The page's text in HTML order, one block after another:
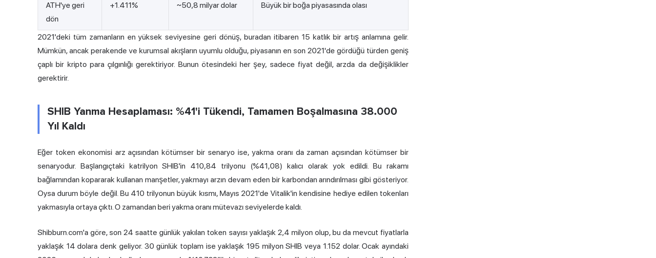
ATH'ye geri
dön
+1.411% ~50,8 milyar dolar Büyük bir boğa piyasasında olası
2021'deki tüm zamanların en yüksek seviyesine geri dönüş, buradan itibaren 15 katlık bir artış anlamına gelir.
Mümkün, ancak perakende ve kurumsal akışların uyumlu olduğu, piyasanın en son 2021'de gördüğü türden geniş
çaplı bir kripto para çılgınlığı gerektiriyor. Bunun ötesindeki her şey, sadece fiyat değil, arzda da değişiklikler
gerektirir.
SHIB Yanma Hesaplaması: %41'i Tükendi, Tamamen Boşalmasına 38.000
Yıl Kaldı
Eğer token ekonomisi arz açısından kötümser bir senaryo ise, yakma oranı da zaman açısından kötümser bir
senaryodur. Başlangıçtaki katrilyon SHIB'in 410,84 trilyonu (%41,08) kalıcı olarak yok edildi. Bu rakamı
bağlamından kopararak kullanan manşetler, yakmayı arzın devam eden bir karbondan arındırılması gibi gösteriyor.
Oysa durum böyle değil. Bu 410 trilyonun büyük kısmı, Mayıs 2021'de Vitalik'in kendisine hediye edilen tokenları
yakmasıyla ortaya çıktı. O zamandan beri yakma oranı mütevazı seviyelerde kaldı.
Shibburn.com'a göre, son 24 saatte günlük yakılan token sayısı yaklaşık 2,4 milyon olup, bu da mevcut fiyatlarla
yaklaşık 14 dolara denk geliyor. 30 günlük toplam ise yaklaşık 195 milyon SHIB veya 1.152 dolar. Ocak ayındaki